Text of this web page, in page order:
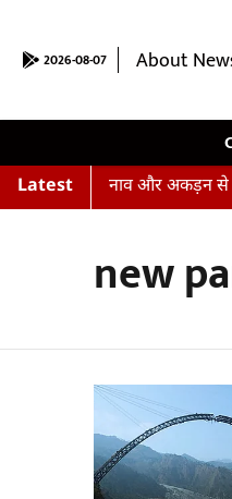
2026-08-07 About
Latest तनाव और अकड़न से
new